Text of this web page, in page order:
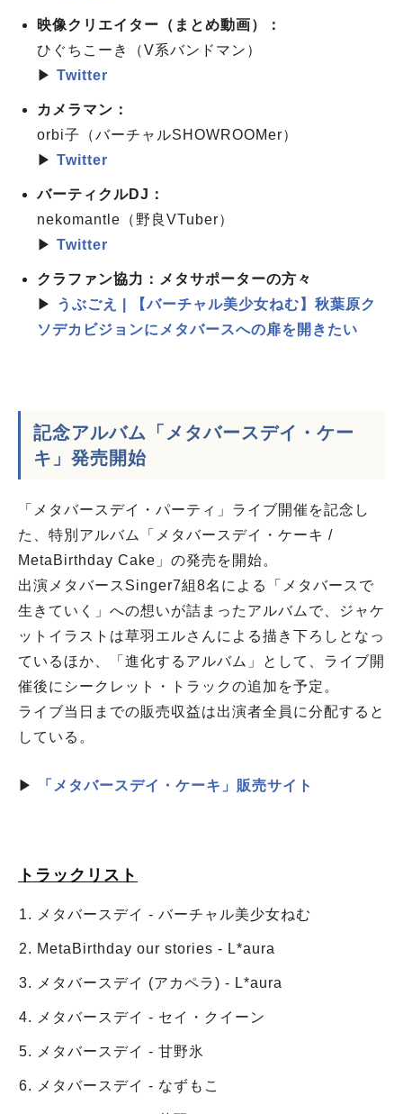
映像クリエイター（まとめ動画）：
ひぐちこーき（V系バンドマン）
▶ Twitter
カメラマン：
orbi子（バーチャルSHOWROOMer）
▶ Twitter
バーティクルDJ：
nekomantle（野良VTuber）
▶ Twitter
クラファン協力：メタサポーターの方々
▶
うぶごえ | 【バーチャル美少女ねむ】秋葉原ク
ソデカビジョンにメタバースへの扉を開きたい
記念アルバム 「メタバースデイ・ケー
キ」 発売開始
「メタバースデイ・パーティ」ライブ開催を記念し
た、特別アルバム「メタバースデイ・ケーキ /
MetaBirthday Cake」の発売を開始。
出演メタバースSinger7組8名による「メタバースで
生きていく」への想いが詰まったアルバムで、ジャケ
ットイラストは草羽エルさんによる描き下ろしとなっ
ているほか、「進化するアルバム」として、ライブ開
催後にシークレット・トラックの追加を予定。
ライブ当日までの販売収益は出演者全員に分配すると
している。
▶ 「メタバースデイ・ケーキ」販売サイト
トラックリスト
メタバースデイ - バーチャル美少女ねむ
MetaBirthday our stories - L*aura
メタバースデイ (アカペラ) - L*aura
メタバースデイ - セイ・クイーン
メタバースデイ - 甘野氷
メタバースデイ - なずもこ